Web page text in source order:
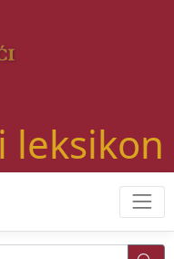
leksikon